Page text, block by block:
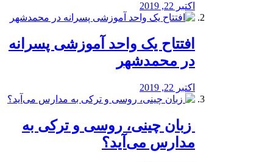
اکتبر 22, 2019
افتتاح یک واحد آموزشی پسرانه
در محمدشهر
اکتبر 22, 2019
️ زبان چینی، روسی و ترکی به
مدارس می‌آید؟